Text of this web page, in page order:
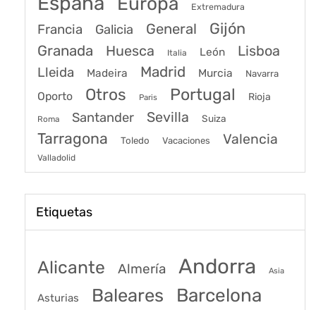
Extremadura
Francia Galicia General Gijón
Granada Huesca Italia León Lisboa
Lleida Madeira Madrid Murcia Navarra
Oporto Otros Paris Portugal Rioja
Roma Santander Sevilla Suiza
Tarragona Toledo Vacaciones Valencia
Valladolid
Etiquetas
Alicante Almería Andorra Asia
Asturias Baleares Barcelona